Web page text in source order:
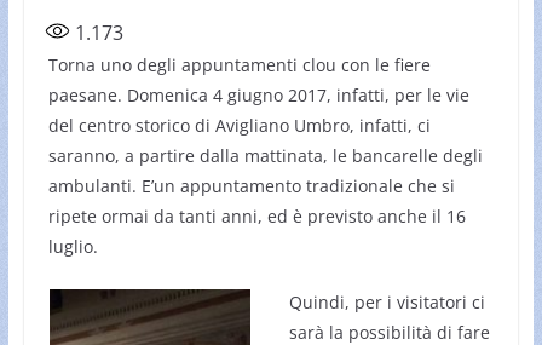
1.173
Torna uno degli appuntamenti clou con le fiere
paesane. Domenica 4 giugno 2017, infatti, per le vie
del centro storico di Avigliano Umbro, infatti, ci
saranno, a partire dalla mattinata, le bancarelle degli
ambulanti. E’un appuntamento tradizionale che si
ripete ormai da tanti anni, ed è previsto anche il 16
luglio.
Quindi, per i visitatori ci
sarà la possibilità di fare